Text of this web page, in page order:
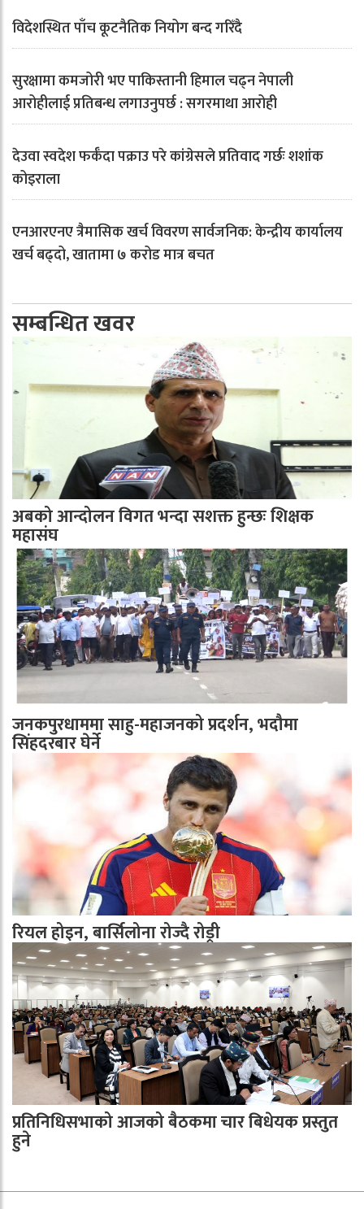
विदेशस्थित पाँच कूटनैतिक नियोग बन्द गरिँदै
सुरक्षामा कमजोरी भए पाकिस्तानी हिमाल चढ्न नेपाली
आरोहीलाई प्रतिबन्ध लगाउनुपर्छ : सगरमाथा आरोही
देउवा स्वदेश फर्कँदा पक्राउ परे कांग्रेसले प्रतिवाद गर्छः शशांक
कोइराला
एनआरएनए त्रैमासिक खर्च विवरण सार्वजनिक: केन्द्रीय कार्यालय
खर्च बढ्दो, खातामा ७ करोड मात्र बचत
सम्बन्धित खवर
अबको आन्दोलन विगत भन्दा सशक्त हुन्छः शिक्षक
महासंघ
जनकपुरधाममा साहु-महाजनको प्रदर्शन, भदौमा
सिंहदरबार घेर्ने
रियल होइन, बार्सिलोना रोज्दै रोड्री
प्रतिनिधिसभाको आजको बैठकमा चार बिधेयक प्रस्तुत
हुने